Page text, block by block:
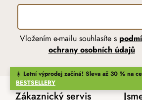
☀️ Letní výprodej začíná! Sleva až 30 % na
BESTSELLERY
Vložením e-mailu souhlasíte s
ochrany osobních údajů
Zákaznický servis